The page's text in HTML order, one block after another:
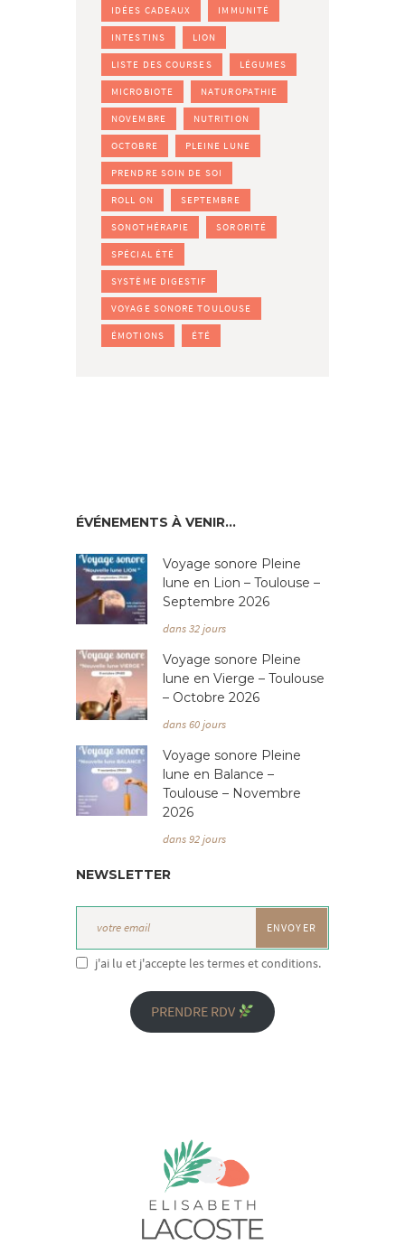
IDÉES CADEAUX IMMUNITÉ
INTESTINS LION
LISTE DES COURSES LÉGUMES
MICROBIOTE NATUROPATHIE
NOVEMBRE NUTRITION
OCTOBRE PLEINE LUNE
PRENDRE SOIN DE SOI
ROLL ON SEPTEMBRE
SONOTHÉRAPIE SORORITÉ
SPÉCIAL ÉTÉ
SYSTÈME DIGESTIF
VOYAGE SONORE TOULOUSE
ÉMOTIONS ÉTÉ
ÉVÉNEMENTS À VENIR…
Voyage sonore Pleine
lune en Lion – Toulouse –
Septembre 2026
dans 32 jours
Voyage sonore Pleine
lune en Vierge – Toulouse
– Octobre 2026
dans 60 jours
Voyage sonore Pleine
lune en Balance –
Toulouse – Novembre
2026
dans 92 jours
NEWSLETTER
j'ai lu et j'accepte les termes et conditions.
PRENDRE RDV